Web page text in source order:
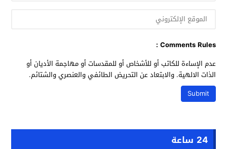
Comments Rules :
عدم الإساءة للكاتب أو للأشخاص أو للمقدسات أو مهاجمة الأديان أو
الذات الالهية. والابتعاد عن التحريض الطائفي والعنصري والشتائم.
24 ساعة